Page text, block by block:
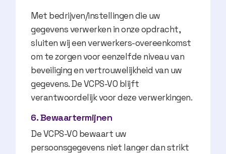
Met bedrijven/instellingen die uw
gegevens verwerken in onze opdracht,
sluiten wij een verwerkers-overeenkomst
om te zorgen voor eenzelfde niveau van
beveiliging en vertrouwelijkheid van uw
gegevens. De VCPS-VO blijft
verantwoordelijk voor deze verwerkingen.
6. Bewaartermijnen
De VCPS-VO bewaart uw
persoonsgegevens niet langer dan strikt